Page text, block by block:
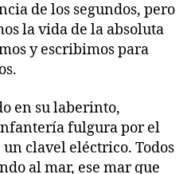
de los segundos, pero
la vida de la absoluta
y escribimos para
en su laberinto,
fulgura por el
clavel eléctrico. Todos
al mar, ese mar que